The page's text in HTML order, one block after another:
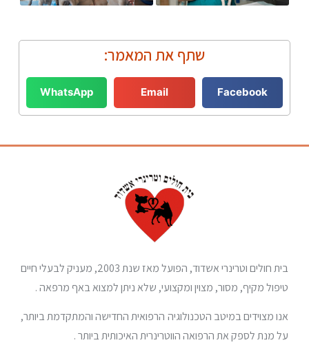
שתף את המאמר:
Facebook
Email
WhatsApp
בית חולים וטרינרי אשדוד, הפועל מאז שנת 2003, מעניק לבעלי חיים
טיפול מקיף, מסור, מצוין ומקצועי, שלא ניתן למצוא באף מרפאה .
אנו מצוידים במיטב הטכנולוגיה הרפואית החדישה והמתקדמת ביותר,
על מנת לספק את הרפואה הווטרינרית האיכותית ביותר .